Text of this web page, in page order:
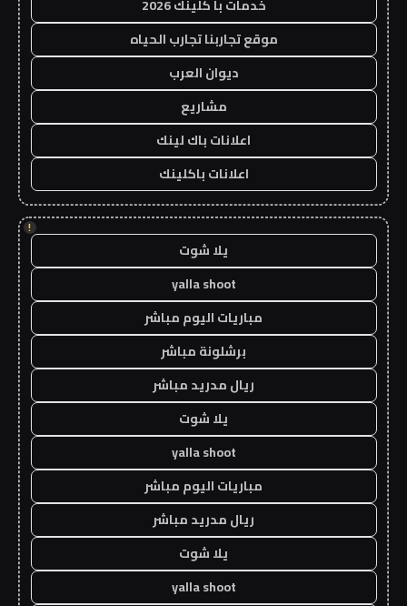
خدمات با كلينك 2026
موقع تجاربنا تجارب الحياه
ديوان العرب
مشاريع
اعلانات باك لينك
اعلانات باكلينك
!
يلا شوت
yalla shoot
مباريات اليوم مباشر
برشلونة مباشر
ريال مدريد مباشر
يلا شوت
yalla shoot
مباريات اليوم مباشر
ريال مدريد مباشر
يلا شوت
yalla shoot